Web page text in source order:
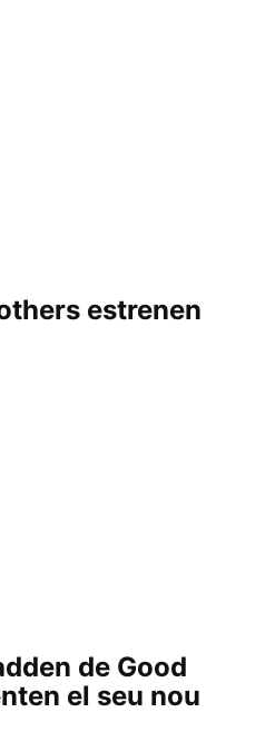
estrenen
de Good
el seu nou